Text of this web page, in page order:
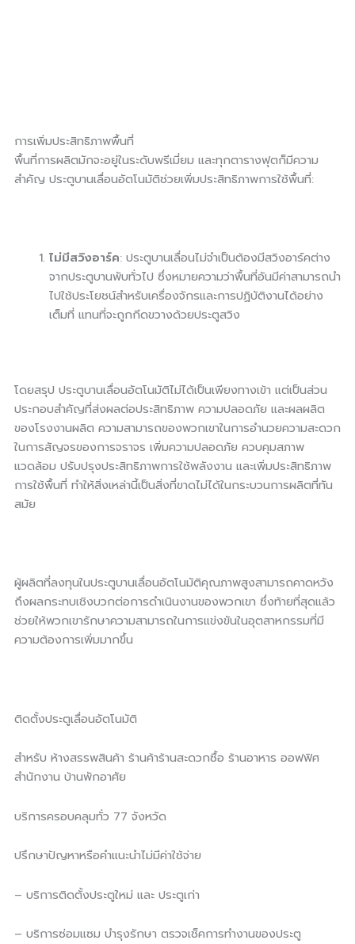
การเพิ่มประสิทธิภาพพื้นที่
พื้นที่การผลิตมักจะอยู่ในระดับพรีเมี่ยม และทุกตารางฟุตก็มีความ
สำคัญ ประตูบานเลื่อนอัตโนมัติช่วยเพิ่มประสิทธิภาพการใช้พื้นที่:
ไม่มีสวิงอาร์ค: ประตูบานเลื่อนไม่จำเป็นต้องมีสวิงอาร์คต่าง
จากประตูบานพับทั่วไป ซึ่งหมายความว่าพื้นที่อันมีค่าสามารถนำ
ไปใช้ประโยชน์สำหรับเครื่องจักรและการปฏิบัติงานได้อย่าง
เต็มที่ แทนที่จะถูกกีดขวางด้วยประตูสวิง
โดยสรุป ประตูบานเลื่อนอัตโนมัติไม่ได้เป็นเพียงทางเข้า แต่เป็นส่วน
ประกอบสำคัญที่ส่งผลต่อประสิทธิภาพ ความปลอดภัย และผลผลิต
ของโรงงานผลิต ความสามารถของพวกเขาในการอำนวยความสะดวก
ในการสัญจรของการจราจร เพิ่มความปลอดภัย ควบคุมสภาพ
แวดล้อม ปรับปรุงประสิทธิภาพการใช้พลังงาน และเพิ่มประสิทธิภาพ
การใช้พื้นที่ ทำให้สิ่งเหล่านี้เป็นสิ่งที่ขาดไม่ได้ในกระบวนการผลิตที่ทัน
สมัย
ผู้ผลิตที่ลงทุนในประตูบานเลื่อนอัตโนมัติคุณภาพสูงสามารถคาดหวัง
ถึงผลกระทบเชิงบวกต่อการดำเนินงานของพวกเขา ซึ่งท้ายที่สุดแล้ว
ช่วยให้พวกเขารักษาความสามารถในการแข่งขันในอุตสาหกรรมที่มี
ความต้องการเพิ่มมากขึ้น
ติดตั้งประตูเลื่อนอัตโนมัติ
สำหรับ ห้างสรรพสินค้า ร้านค้าร้านสะดวกซื้อ ร้านอาหาร ออฟฟิศ
สำนักงาน บ้านพักอาศัย
บริการครอบคลุมทั่ว 77 จังหวัด
ปรึกษาปัญหาหรือคำแนะนำไม่มีค่าใช้จ่าย
– บริการติดตั้งประตูใหม่ และ ประตูเก่า
– บริการซ่อมแซม บำรุงรักษา ตรวจเช็คการทำงานของประตู